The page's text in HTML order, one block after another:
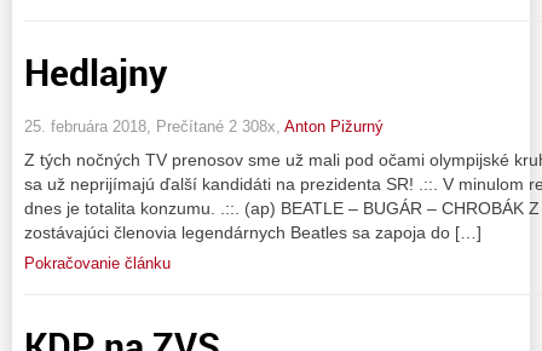
Hedlajny
25. februára 2018, Prečítané 2 308x, Anton Pižurný
Z tých nočných TV prenosov sme už mali pod očami olympijské
sa už neprijímajú ďalší kandidáti na prezidenta SR! .::. V minulom
dnes je totalita konzumu. .::. (ap) BEATLE – BUGÁR – CHROBÁK
zostávajúci členovia legendárnych Beatles sa zapoja do […]
Pokračovanie článku